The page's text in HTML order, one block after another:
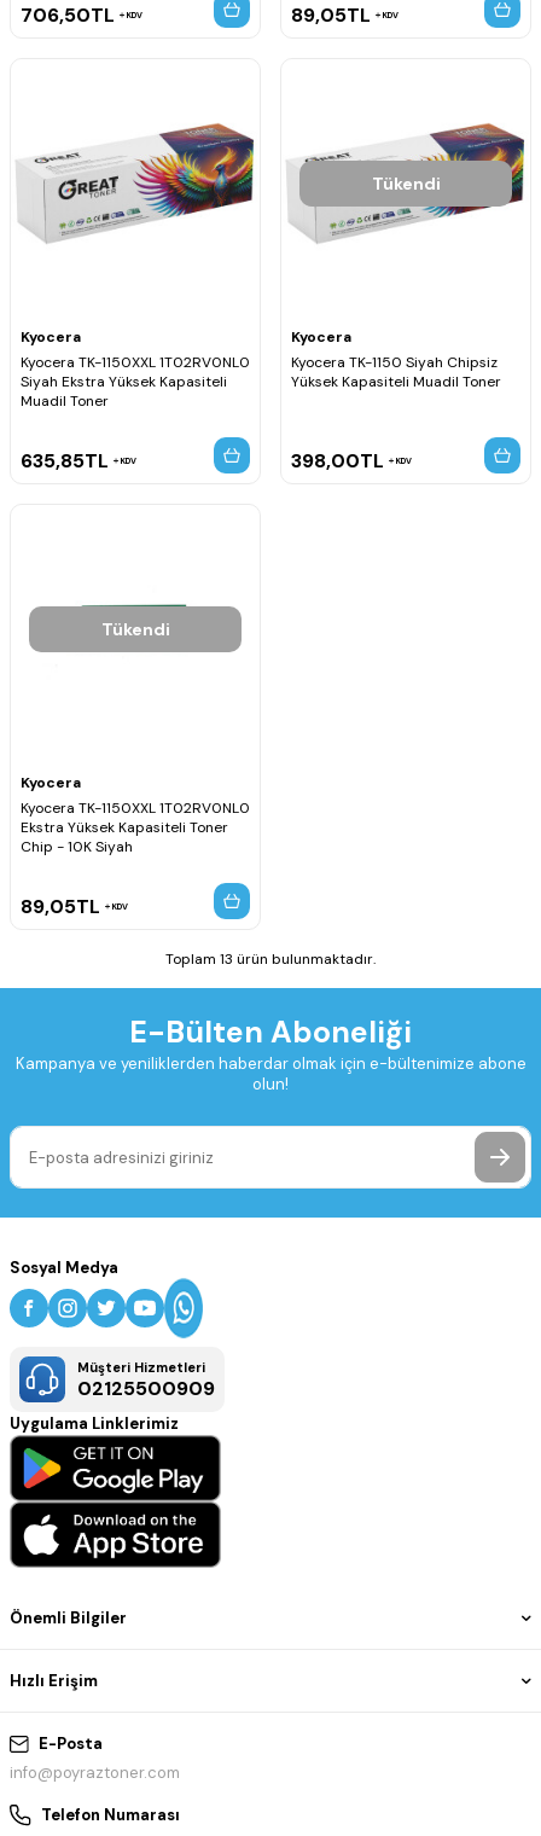
706,50TL KDV 89,05TL KDV
Kyocera
Kyocera TK-1150XXL 1T02RV0NL0
Siyah Ekstra Yüksek Kapasiteli
Muadil Toner
635,85TL KDV
Tükendi
Kyocera
Kyocera TK-1150 Siyah Chipsiz
Yüksek Kapasiteli Muadil Toner
398,00TL KDV
Tükendi
Kyocera
Kyocera TK-1150XXL 1T02RV0NL0
Ekstra Yüksek Kapasiteli Toner
Chip - 10K Siyah
89,05TL KDV
Toplam 13 ürün bulunmaktadır.
E-Bülten Aboneliği
Kampanya ve yeniliklerden haberdar olmak için e-bültenimize abone
olun!
E-Posta
info@poyraztoner.com
Telefon Numarası
Önemli Bilgiler
Hızlı Erişim
Sosyal Medya
Müşteri Hizmetleri
02125500909
Uygulama Linklerimiz